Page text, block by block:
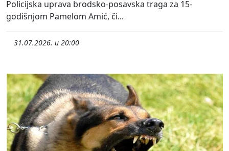
Policijska uprava brodsko-posavska traga za 15-
godišnjom Pamelom Amić, či...
31.07.2026. u 20:00